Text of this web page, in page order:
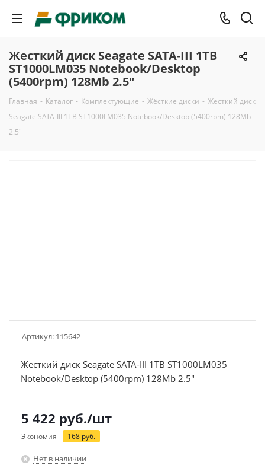
Жесткий диск Seagate SATA-III 1TB
ST1000LM035 Notebook/Desktop
(5400rpm) 128Mb 2.5"
Главная - Каталог - Комплектующие - Жёсткие диски - Жесткий диск
Seagate SATA-III 1TB ST1000LM035 Notebook/Desktop (5400rpm) 128Mb
2.5"
Артикул: 115642
Жесткий диск Seagate SATA-III 1TB ST1000LM035
Notebook/Desktop (5400rpm) 128Mb 2.5"
5 422 руб./шт
Экономия 168 руб.
Нет в наличии